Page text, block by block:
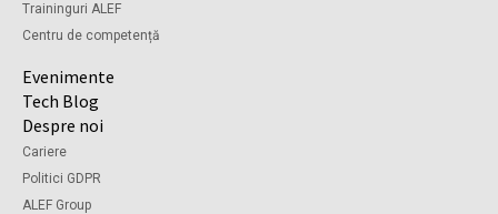
Traininguri ALEF
Centru de competență
Evenimente
Tech Blog
Despre noi
Cariere
Politici GDPR
ALEF Group